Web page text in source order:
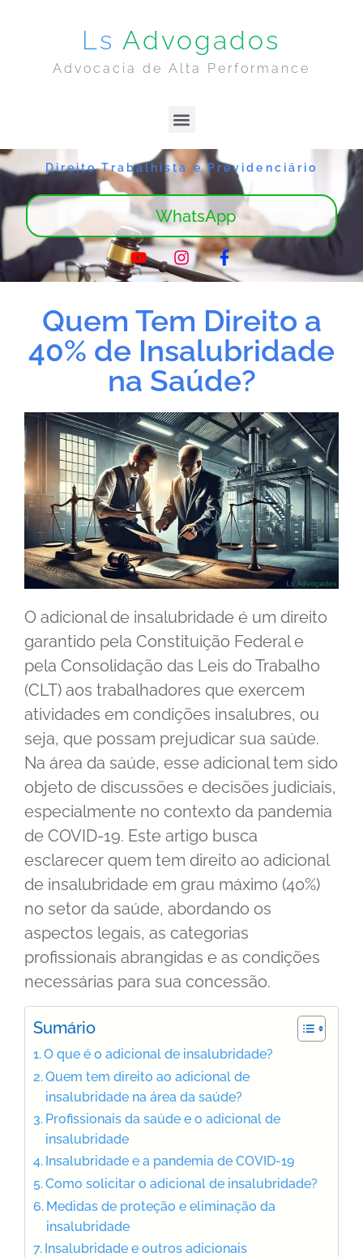
Ls Advogados
Advocacia de Alta Performance
Direito Trabalhista e Previdenciário
WhatsApp
Quem Tem Direito a
40% de Insalubridade
na Saúde?
O adicional de insalubridade é um direito
garantido pela Constituição Federal e
pela Consolidação das Leis do Trabalho
(CLT) aos trabalhadores que exercem
atividades em condições insalubres, ou
seja, que possam prejudicar sua saúde.
Na área da saúde, esse adicional tem sido
objeto de discussões e decisões judiciais,
especialmente no contexto da pandemia
de COVID-19. Este artigo busca
esclarecer quem tem direito ao adicional
de insalubridade em grau máximo (40%)
no setor da saúde, abordando os
aspectos legais, as categorias
profissionais abrangidas e as condições
necessárias para sua concessão.
Sumário
O que é o adicional de insalubridade?
Quem tem direito ao adicional de
insalubridade na área da saúde?
Profissionais da saúde e o adicional de
insalubridade
Insalubridade e a pandemia de COVID-19
Como solicitar o adicional de insalubridade?
Medidas de proteção e eliminação da
insalubridade
Insalubridade e outros adicionais